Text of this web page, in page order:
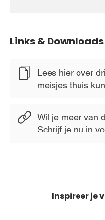
Links & Downloads
Lees hier over
meisjes thuis
Wil je meer van
Schrijf je nu in
Inspireer je